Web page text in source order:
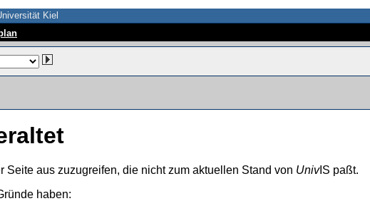
Kiel
Seite aus zuzugreifen, die nicht zum aktuellen Stand von UnivIS paßt.
haben: